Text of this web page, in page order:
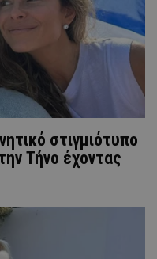
στιγμιότυπο
Τήνο έχοντας